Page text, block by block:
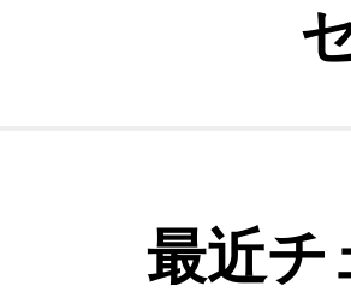
最近チ